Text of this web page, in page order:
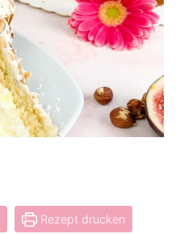
Rezept drucken